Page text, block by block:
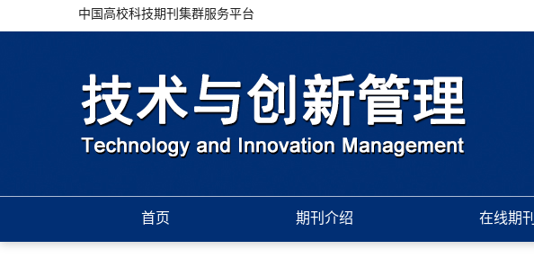
中国高校科技期刊集群服务平台
首页 期刊介绍 在线期刊